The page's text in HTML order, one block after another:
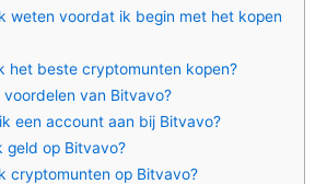
weten voordat ik begin met het kopen
het beste cryptomunten kopen?
van Bitvavo?
een account aan bij Bitvavo?
op Bitvavo?
cryptomunten op Bitvavo?